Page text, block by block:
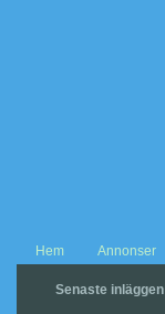
Hem Annonser
Senaste inläggen